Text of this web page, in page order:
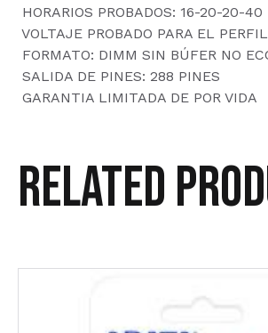
 HORARIOS PROBADOS: 16-20-20-40
 VOLTAJE PROBADO PARA EL
 FORMATO: DIMM SIN BÚFER NO
 SALIDA DE PINES: 288 PINES
 GARANTIA LIMITADA DE POR VIDA
Related